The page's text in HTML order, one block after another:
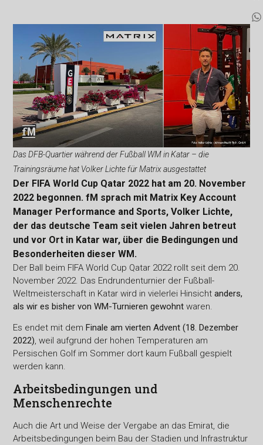
Das DFB-Quartier während der Fußball WM in Katar – die
Trainingsräume hat Volker Lichte für Matrix ausgestattet
Der FIFA World Cup Qatar 2022 hat am 20. November
2022 begonnen. fM sprach mit Matrix Key Account
Manager Performance and Sports, Volker Lichte,
der das deutsche Team seit vielen Jahren betreut
und vor Ort in Katar war, über die Bedingungen und
Besonderheiten dieser WM.
Der Ball beim FIFA World Cup Qatar 2022 rollt seit dem 20.
November 2022. Das Endrundenturnier der Fußball-
Weltmeisterschaft in Katar wird in vielerlei Hinsichtanders,
als wir es bisher von WM-Turnieren gewohnt waren.
Es endet mit demFinale am vierten Advent (18. Dezember
2022), weil aufgrund der hohen Temperaturen am
Persischen Golf im Sommer dort kaum Fußball gespielt
werden kann.
Arbeitsbedingungen und
Menschenrechte
Auch die Art und Weise der Vergabe an das Emirat, die
Arbeitsbedingungen beim Bau der Stadien und Infrastruktur